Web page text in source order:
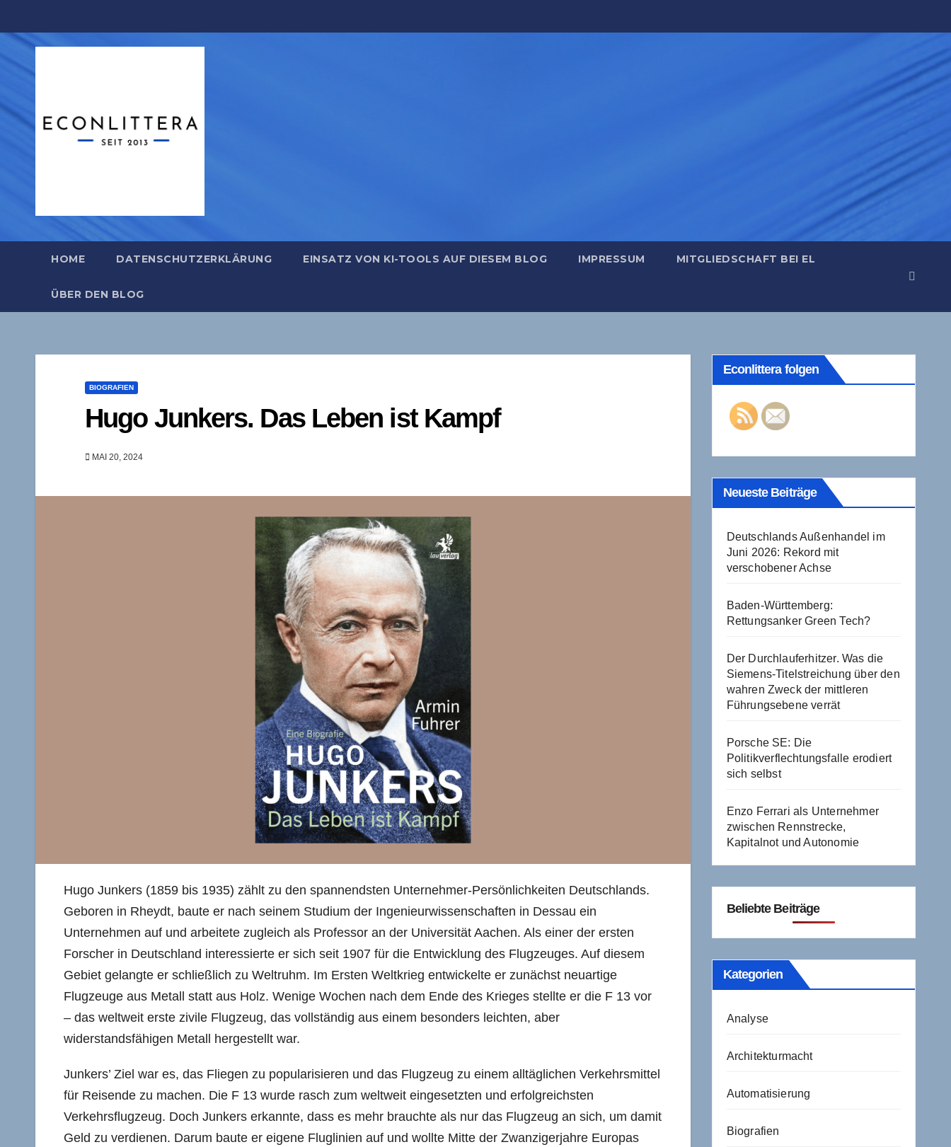
Inhalt
springen
HOME DATENSCHUTZERKLÄRUNG EINSATZ VON KI-TOOLS AUF DIESEM BLOG IMPRESSUM MITGLIEDSCHAFT BEI EL
ÜBER DEN BLOG
BIOGRAFIEN
Hugo Junkers. Das Leben ist Kampf
MAI 20, 2024
Hugo Junkers (1859 bis 1935) zählt zu den spannendsten Unternehmer-Persönlichkeiten Deutschlands.
Geboren in Rheydt, baute er nach seinem Studium der Ingenieurwissenschaften in Dessau ein
Unternehmen auf und arbeitete zugleich als Professor an der Universität Aachen. Als einer der ersten
Forscher in Deutschland interessierte er sich seit 1907 für die Entwicklung des Flugzeuges. Auf diesem
Gebiet gelangte er schließlich zu Weltruhm. Im Ersten Weltkrieg entwickelte er zunächst neuartige
Flugzeuge aus Metall statt aus Holz. Wenige Wochen nach dem Ende des Krieges stellte er die F 13 vor
– das weltweit erste zivile Flugzeug, das vollständig aus einem besonders leichten, aber
widerstandsfähigen Metall hergestellt war.
Junkers’ Ziel war es, das Fliegen zu popularisieren und das Flugzeug zu einem alltäglichen Verkehrsmittel
für Reisende zu machen. Die F 13 wurde rasch zum weltweit eingesetzten und erfolgreichsten
Verkehrsflugzeug. Doch Junkers erkannte, dass es mehr brauchte als nur das Flugzeug an sich, um damit
Geld zu verdienen. Darum baute er eigene Fluglinien auf und wollte Mitte der Zwanzigerjahre Europas
Econlittera folgen
Neueste Beiträge
Deutschlands Außenhandel im
Juni 2026: Rekord mit
verschobener Achse
Baden-Württemberg:
Rettungsanker Green Tech?
Der Durchlauferhitzer. Was die
Siemens-Titelstreichung über den
wahren Zweck der mittleren
Führungsebene verrät
Porsche SE: Die
Politikverflechtungsfalle erodiert
sich selbst
Enzo Ferrari als Unternehmer
zwischen Rennstrecke,
Kapitalnot und Autonomie
Beliebte Beiträge
Kategorien
Analyse
Architekturmacht
Automatisierung
Biografien